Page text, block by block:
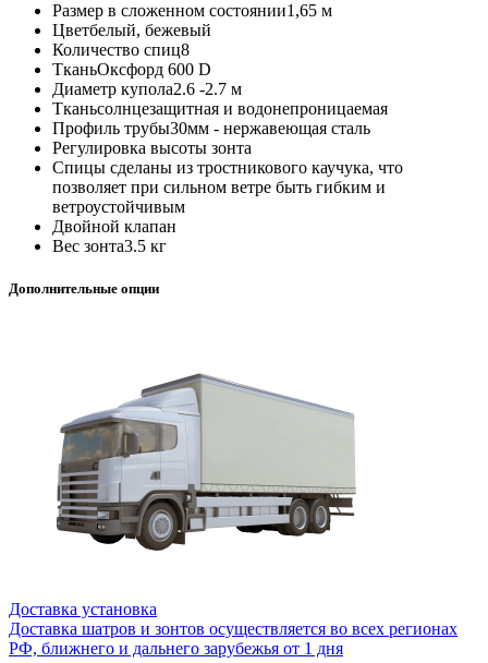
Размер в сложенном состоянии1,65 м
Цветбелый, бежевый
Количество спиц8
ТканьОксфорд 600 D
Диаметр купола2.6 -2.7 м
Тканьсолнцезащитная и водонепроницаемая
Профиль трубы30мм - нержавеющая сталь
Регулировка высоты зонта
Спицы сделаны из тростникового каучука, что
позволяет при сильном ветре быть гибким и
ветроустойчивым
Двойной клапан
Вес зонта3.5 кг
Дополнительные опции
Доставка установка
Доставка шатров и зонтов осуществляется во всех регионах
РФ, ближнего и дальнего зарубежья от 1 дня